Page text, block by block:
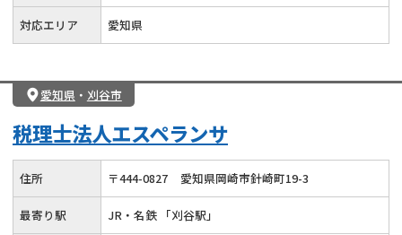
対応エリア 愛知県
愛知県 ・ 刈谷市
税理士法人エスペランサ
住所 〒444-0827 愛知県岡崎市針崎町19-3
最寄り駅 JR・名鉄 「刈谷駅」